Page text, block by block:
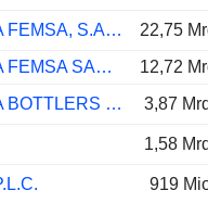
COCA-COLA FEMSA, S.A.B. DE C.V.
22,75
COCA-COLA FEMSA SAB DE CV
12,72
COCA-COLA BOTTLERS JAPAN HOLDINGS INC.
3,87
1,58
919